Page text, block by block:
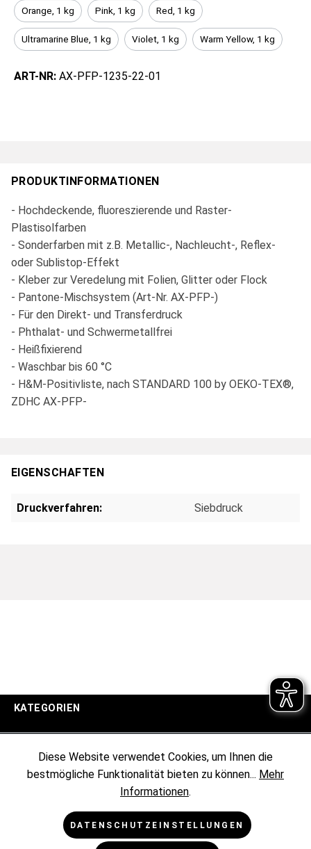
Orange, 1 kg Pink, 1 kg Red, 1 kg
Ultramarine Blue, 1 kg Violet, 1 kg Warm Yellow, 1 kg
ART-NR: AX-PFP-1235-22-01
PRODUKTINFORMATIONEN
- Hochdeckende, fluoreszierende und Raster-
Plastisolfarben
- Sonderfarben mit z.B. Metallic-, Nachleucht-, Reflex-
oder Sublistop-Effekt
- Kleber zur Veredelung mit Folien, Glitter oder Flock
- Pantone-Mischsystem (Art-Nr. AX-PFP-)
- Für den Direkt- und Transferdruck
- Phthalat- und Schwermetallfrei
- Heißfixierend
- Waschbar bis 60 °C
- H&M-Positivliste, nach STANDARD 100 by OEKO-TEX®,
ZDHC AX-PFP-
EIGENSCHAFTEN
Druckverfahren: Siebdruck
KATEGORIEN
KUNDENINFORMATIONEN
RECHTLICHES
Diese Website verwendet Cookies, um Ihnen die
bestmögliche Funktionalität bieten zu können... Mehr
Informationen.
DATENSCHUTZEINSTELLUNGEN